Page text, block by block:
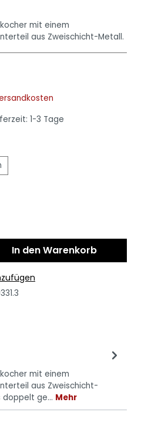
mit einem
aus Zweischicht-Metall.
1-3 Tage
In den Warenkorb
mit einem
aus Zweischicht-
doppelt ge… Mehr